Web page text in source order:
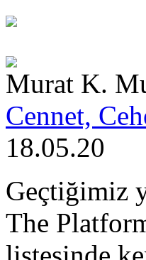
Murat K.
Cennet,
18.05.20
Geçtiğimiz
The